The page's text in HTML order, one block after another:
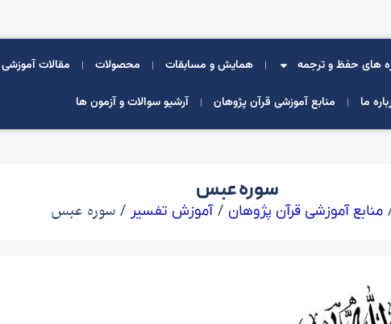
های حفظ و ترجمه همایش و مسابقات محصولات مقالات آموزشی
ما منابع آموزشی قرآن پژوهان آرشیو سوالات و آزمون ها
سوره عبس
منابع آموزشی قرآن پژوهان /آموزش تفسیر / سوره عبس